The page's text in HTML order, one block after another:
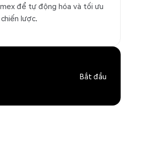
để tự động hóa và tối ưu
lược.
Bắt đầu